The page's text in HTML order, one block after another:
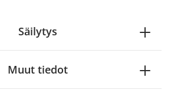
Säilytys
Muut tiedot